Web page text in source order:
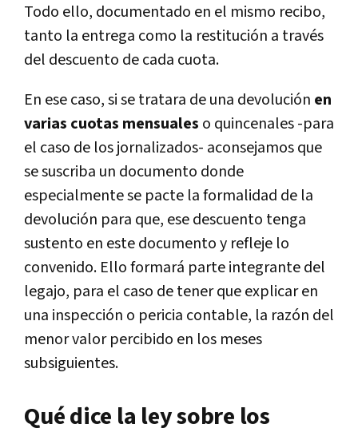
Todo ello, documentado en el mismo recibo,
tanto la entrega como la restitución a través
del descuento de cada cuota.
En ese caso, si se tratara de una devolución en
varias cuotas mensuales o quincenales -para
el caso de los jornalizados- aconsejamos que
se suscriba un documento donde
especialmente se pacte la formalidad de la
devolución para que, ese descuento tenga
sustento en este documento y refleje lo
convenido. Ello formará parte integrante del
legajo, para el caso de tener que explicar en
una inspección o pericia contable, la razón del
menor valor percibido en los meses
subsiguientes.
Qué dice la ley sobre los